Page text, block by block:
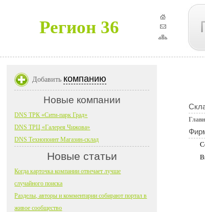
Регион 36
Добавить компанию
Новые компании
DNS ТРК «Сити-парк Град»
DNS ТРЦ «Галерея Чижова»
DNS Технопоинт Магазин-склад
Новые статьи
Когда карточка компании отвечает лучше
случайного поиска
Разделы, авторы и комментарии собирают портал в
живое сообщество